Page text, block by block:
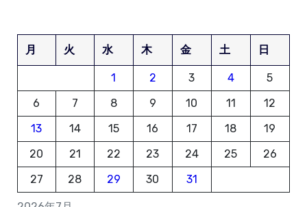
月 火 水 木 金 土 日
1 2 3 4
5
6
7 8 9 10 11
12
13
14 15 16 17 18
19
20
21 22 23 24 25
26
27
28 29 30 31